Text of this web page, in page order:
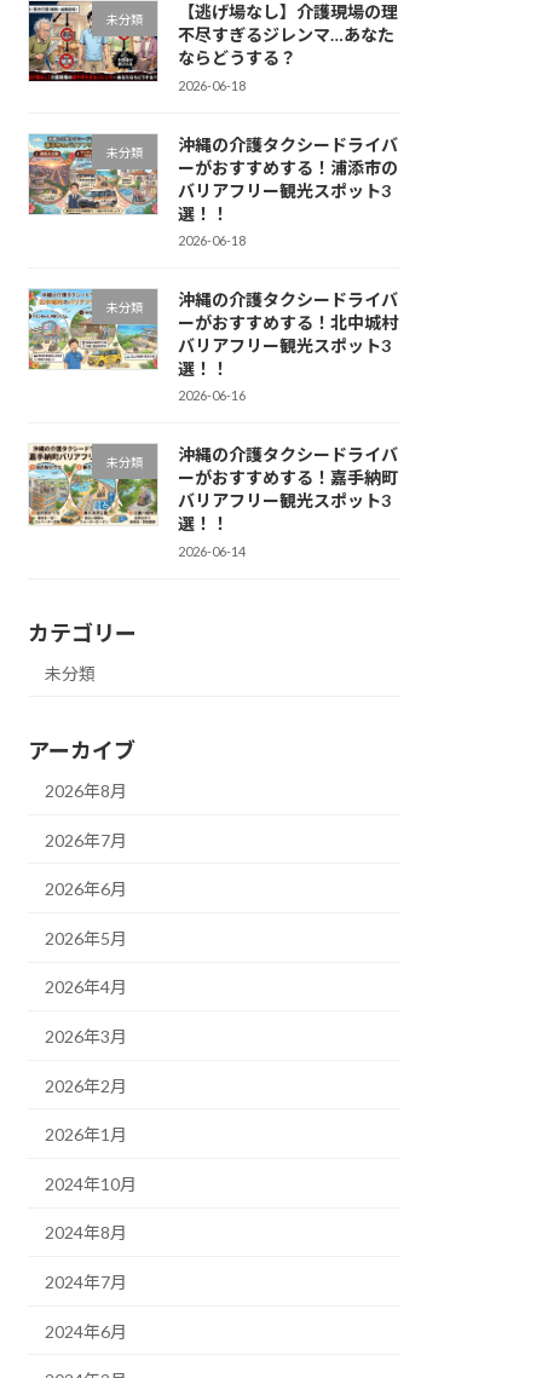
未分類
【逃げ場なし】介護現場の理
不尽すぎるジレンマ…あなた
ならどうする？
2026-06-18
未分類
沖縄の介護タクシードライバ
ーがおすすめする！浦添市の
バリアフリー観光スポット3
選！！
2026-06-18
未分類
沖縄の介護タクシードライバ
ーがおすすめする！北中城村
バリアフリー観光スポット3
選！！
2026-06-16
未分類
沖縄の介護タクシードライバ
ーがおすすめする！嘉手納町
バリアフリー観光スポット3
選！！
2026-06-14
カテゴリー
未分類
アーカイブ
2026年8月
2026年7月
2026年6月
2026年5月
2026年4月
2026年3月
2026年2月
2026年1月
2024年10月
2024年8月
2024年7月
2024年6月